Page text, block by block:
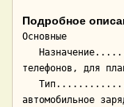
Подробное
Основные
телефонов, для
автомобильное